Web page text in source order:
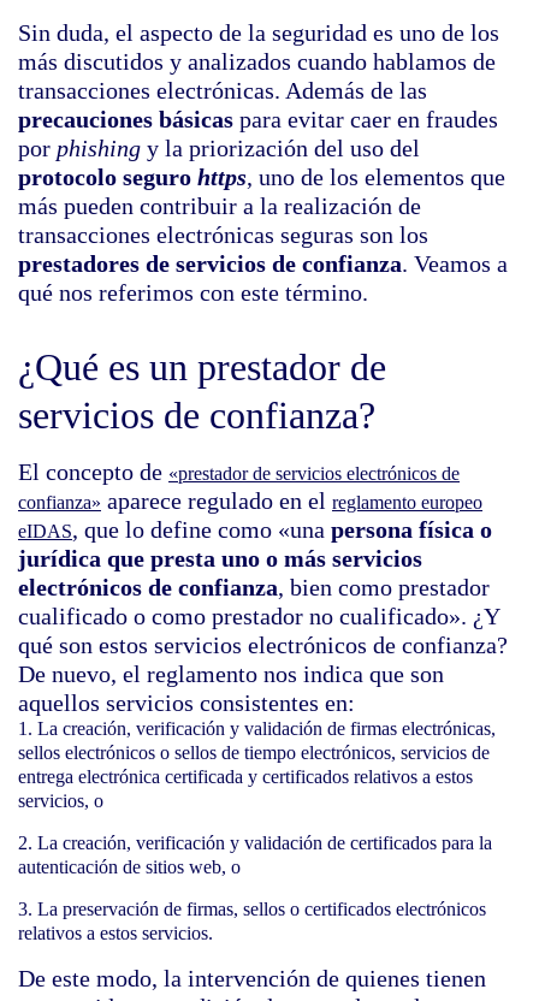
Sin duda, el aspecto de la seguridad es uno de los
más discutidos y analizados cuando hablamos de
transacciones electrónicas. Además de las
precauciones básicas para evitar caer en fraudes
por phishing y la priorización del uso del
protocolo seguro https, uno de los elementos que
más pueden contribuir a la realización de
transacciones electrónicas seguras son los
prestadores de servicios de confianza. Veamos a
qué nos referimos con este término.
¿Qué es un prestador de
servicios de confianza?
El concepto de «prestador de servicios electrónicos de
confianza» aparece regulado en el reglamento europeo
eIDAS, que lo define como «una persona física o
jurídica que presta uno o más servicios
electrónicos de confianza, bien como prestador
cualificado o como prestador no cualificado». ¿Y
qué son estos servicios electrónicos de confianza?
De nuevo, el reglamento nos indica que son
aquellos servicios consistentes en:
La creación, verificación y validación de firmas electrónicas,
sellos electrónicos o sellos de tiempo electrónicos, servicios de
entrega electrónica certificada y certificados relativos a estos
servicios, o
La creación, verificación y validación de certificados para la
autenticación de sitios web, o
La preservación de firmas, sellos o certificados electrónicos
relativos a estos servicios.
De este modo, la intervención de quienes tienen